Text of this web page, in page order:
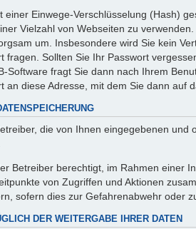
einer Einwege-Verschlüsselung (Hash)
Vielzahl von Webseiten zu
um. Insbesondere wird Sie kein
fragen. Sollten Sie Ihr Passwort
Software fragt Sie dann nach Ihrem
an diese Adresse, mit dem Sie dann auf
die von Ihnen eingegebenen
Betreiber berechtigt, im Rahmen einer
von Zugriffen und Aktionen
sofern dies zur Gefahrenabwehr oder
DER WEITERGABE IHRER DATEN